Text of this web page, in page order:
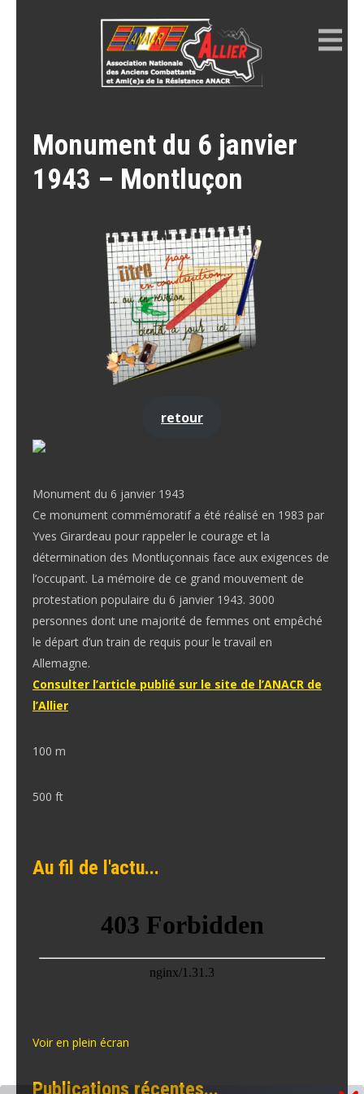
Monument du 6 janvier
1943 – Montluçon
retour
Monument du 6 janvier 1943
Ce monument commémoratif a été réalisé en 1983 par
Yves Girardeau pour rappeler le courage et la
détermination des Montluçonnais face aux exigences de
l’occupant. La mémoire de ce grand mouvement de
protestation populaire du 6 janvier 1943. 3000
personnes dont une majorité de femmes ont empêché
le départ d’un train de requis pour le travail en
Allemagne.
Consulter l’article publié sur le site de l’ANACR de
l’Allier
100 m
500 ft
Au fil de l'actu...
Voir en plein écran
Publications récentes...